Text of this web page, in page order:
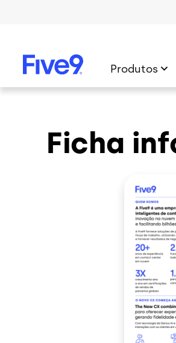
Produtos
Ficha